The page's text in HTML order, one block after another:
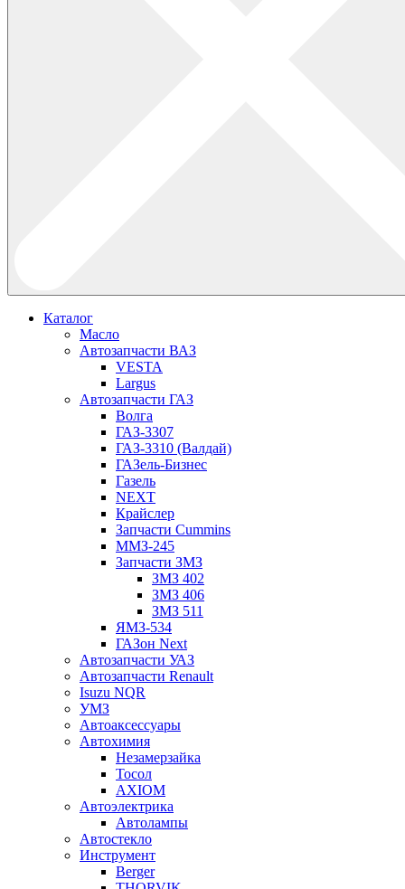
Каталог
Масло
Автозапчасти ВАЗ
VESTA
Largus
Автозапчасти ГАЗ
Волга
ГАЗ-3307
ГАЗ-3310 (Валдай)
ГАЗель-Бизнес
Газель
NEXT
Крайслер
Запчасти Cummins
ММЗ-245
Запчасти ЗМЗ
ЗМЗ 402
ЗМЗ 406
ЗМЗ 511
ЯМЗ-534
ГАЗон Next
Автозапчасти УАЗ
Автозапчасти Renault
Isuzu NQR
УМЗ
Автоаксессуары
Автохимия
Незамерзайка
Тосол
AXIOM
Автоэлектрика
Автолампы
Автостекло
Инструмент
Berger